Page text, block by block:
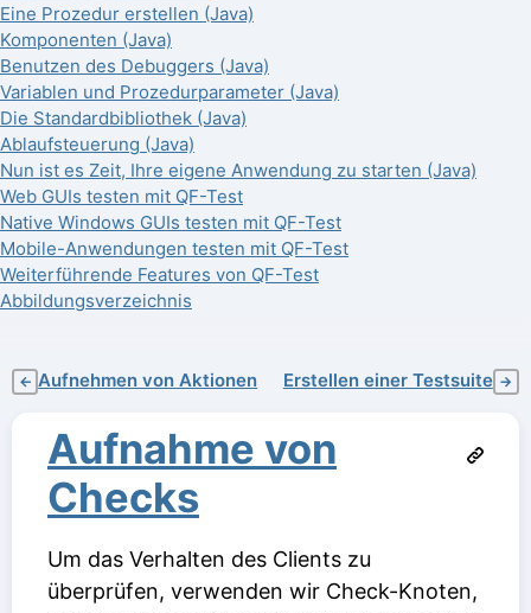
Eine Prozedur erstellen (Java)
Komponenten (Java)
Benutzen des Debuggers (Java)
Variablen und Prozedurparameter (Java)
Die Standardbibliothek (Java)
Ablaufsteuerung (Java)
Nun ist es Zeit, Ihre eigene Anwendung zu starten (Java)
Web GUIs testen mit QF-Test
Native Windows GUIs testen mit QF-Test
Mobile-Anwendungen testen mit QF-Test
Weiterführende Features von QF-Test
Abbildungsverzeichnis
← Aufnehmen von Aktionen Erstellen einer Testsuite →
Aufnahme von
Checks
Um das Verhalten des Clients zu
überprüfen, verwenden wir Check-Knoten,